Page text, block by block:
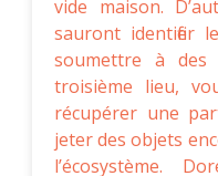
vide maison.
sauront identifier
soumettre à des
troisième lieu,
récupérer une
jeter des objets
l’écosystème.